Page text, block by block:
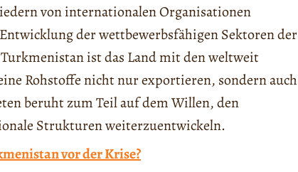
von internationalen Organisationen
der wettbewerbsfähigen Sektoren der
ist das Land mit den weltweit
Rohstoffe nicht nur exportieren, sondern auch
beruht zum Teil auf dem Willen, den
Strukturen weiterzuentwickeln.
vor der Krise?